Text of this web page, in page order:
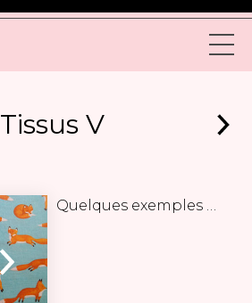
Tissus V
Quelques exemples …